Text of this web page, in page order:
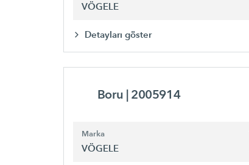
VÖGELE
Detayları göster
Boru | 2005914
Marka
VÖGELE